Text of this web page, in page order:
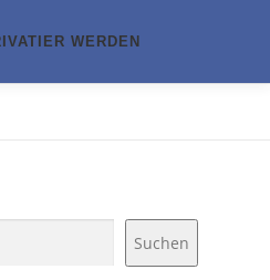
WERDEN
Suchen